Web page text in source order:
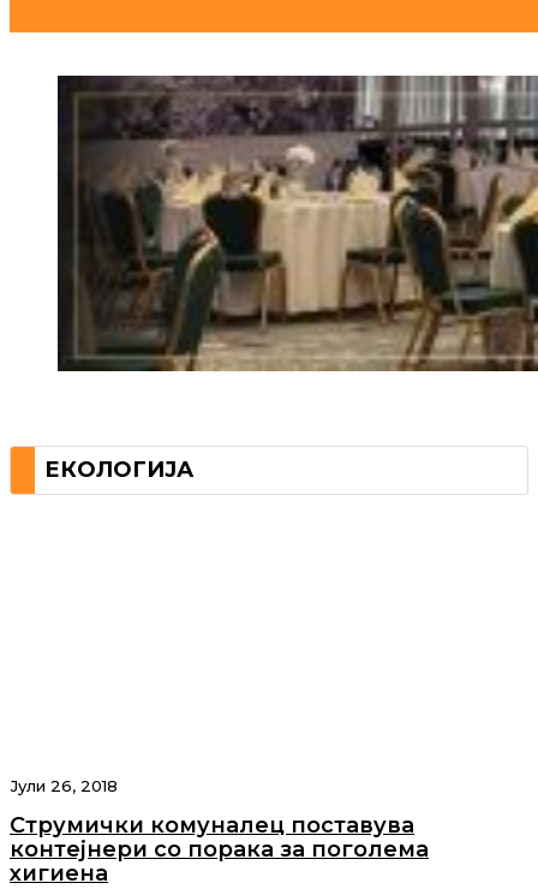
ЕКОЛОГИЈА
Јули 26, 2018
Струмички комуналец поставува
контејнери со порака за поголема
хигиена